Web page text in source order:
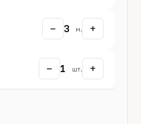
− 3 м. +
− 1 шт. +